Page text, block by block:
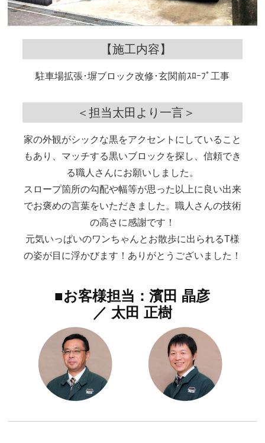
【施工内容】
駐車場拡張･塀ブロック改修･玄関前ｽﾛｰﾌﾟ工事
＜担当太田より一言＞
家の外観がシックな黒をアクセントにしていること
もあり、マッチする黒いブロックを探し、信頼でき
る職人さんにお願いしました。
スロープ箇所の勾配や幅等が思った以上に良い出来
でお褒めの言葉をいただきました。職人さんの技術
の高さに感謝です！
元気いっぱいのワンちゃんとお散歩に出られるT様
の姿が目に浮かびます！ありがとうございました！
■お客様担当：濱田 晶彦
／ 太田 正樹